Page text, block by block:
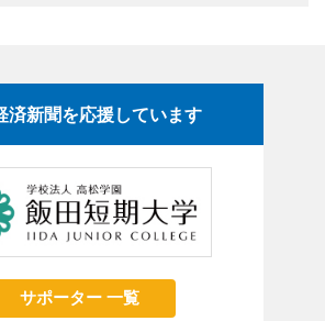
済新聞を応援しています
サポーター 一覧